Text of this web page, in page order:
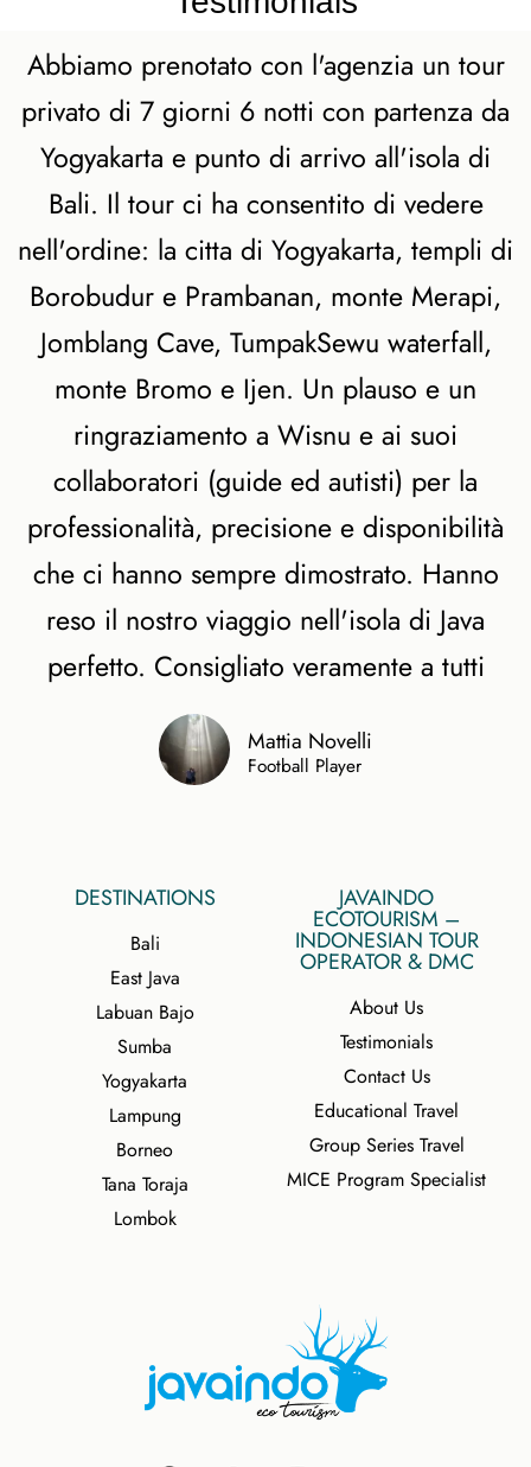
Abbiamo prenotato con l'agenzia un tour
privato di 7 giorni 6 notti con partenza da
Yogyakarta e punto di arrivo all'isola di
Bali. Il tour ci ha consentito di vedere
nell'ordine: la citta di Yogyakarta, templi di
Borobudur e Prambanan, monte Merapi,
Jomblang Cave, TumpakSewu waterfall,
monte Bromo e Ijen. Un plauso e un
ringraziamento a Wisnu e ai suoi
collaboratori (guide ed autisti) per la
professionalità, precisione e disponibilità
che ci hanno sempre dimostrato. Hanno
reso il nostro viaggio nell'isola di Java
perfetto. Consigliato veramente a tutti
Mattia Novelli
Football Player
DESTINATIONS
Bali
East Java
Labuan Bajo
Sumba
Yogyakarta
Lampung
Borneo
Tana Toraja
Lombok
JAVAINDO
ECOTOURISM –
INDONESIAN TOUR
OPERATOR & DMC
About Us
Testimonials
Contact Us
Educational Travel
Group Series Travel
MICE Program Specialist
Private Eco Tours
Indonesia
Luxury Indonesia
Tours
Photography Tours
Family Adventure
Holidays Indonesia
Indonesia
Honeymoon Tour
Package
Plan Your